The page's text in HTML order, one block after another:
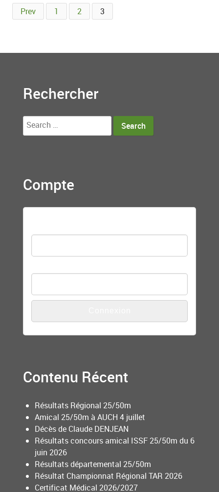
Prev 1 2 3
Rechercher
Search
for:
Compte
Contenu Récent
Résultats Régional 25/50m
Amical 25/50m à AUCH 4 juillet
Décès de Claude DENJEAN
Résultats concours amical ISSF 25/50m du 6
juin 2026
Résultats départemental 25/50m
Résultat Championnat Régional TAR 2026
Certificat Médical 2026/2027